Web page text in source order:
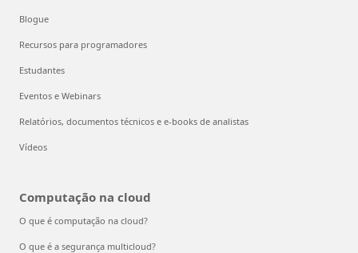
Blogue
Recursos para programadores
Estudantes
Eventos e Webinars
Relatórios, documentos técnicos e e-books de analistas
Vídeos
Computação na cloud
O que é computação na cloud?
O que é a segurança multicloud?